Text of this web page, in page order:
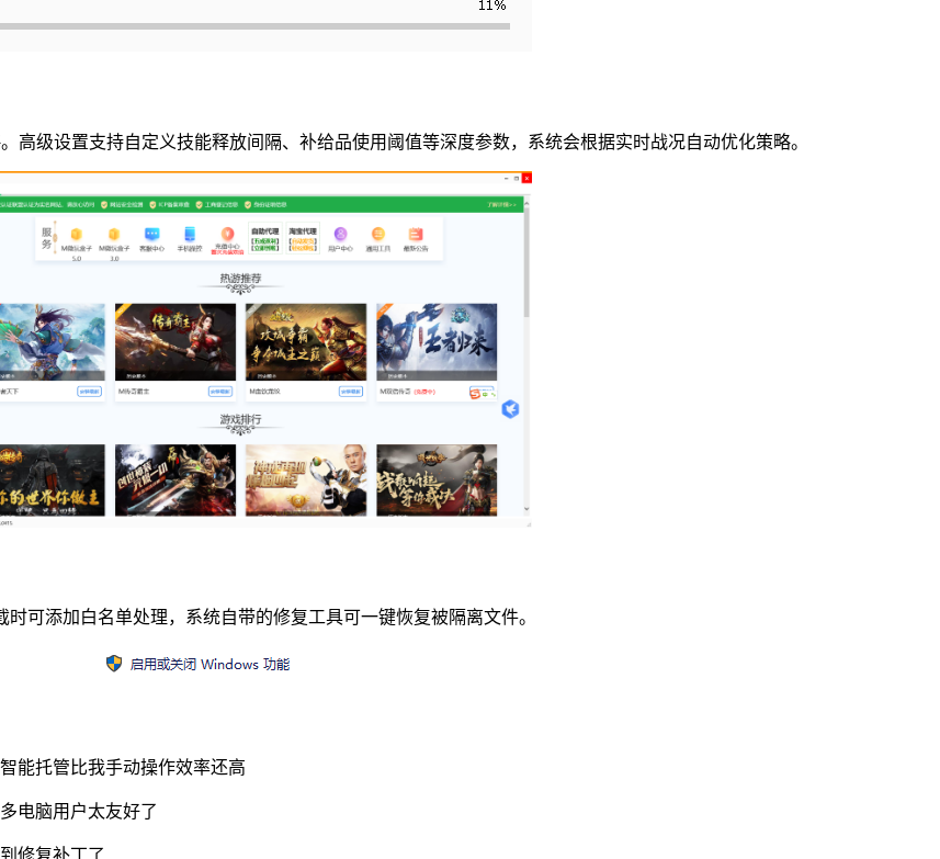
级设置支持自定义技能释放间隔、补给品使用阈值等深度参数，系统会根据实时战况自动优化策略。
可添加白名单处理，系统自带的修复工具可一键恢复被隔离文件。
能托管比我手动操作效率还高
电脑用户太友好了
修复补丁了